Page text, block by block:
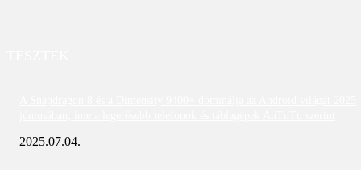
2025.07.04.